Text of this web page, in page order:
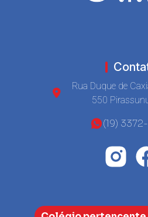
Rua Duque de
550
(19)